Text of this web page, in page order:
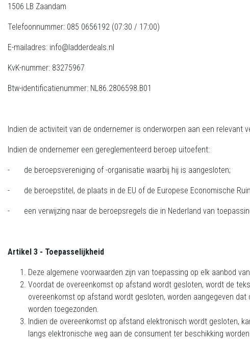
1506 LB Zaandam
Telefoonnummer: 085 0656192 (07:30 / 17:00)
E-mailadres: info@ladderdeals.nl
KvK-nummer: 83275967
Btw-identificatienummer: NL86.2806598.B01
Indien de activiteit van de ondernemer is onderworpen aan een
Indien de ondernemer een gereglementeerd beroep uitoefent:
- de beroepsvereniging of -organisatie waarbij hij is aangesloten;
- de beroepstitel, de plaats in de EU of de Europese Economische
- een verwijzing naar de beroepsregels die in Nederland van
Artikel 3 - Toepasselijkheid
Deze algemene voorwaarden zijn van toepassing op elk aanbod
Voordat de overeenkomst op afstand wordt gesloten, wordt de
overeenkomst op afstand wordt gesloten, worden aangegeven
worden toegezonden.
Indien de overeenkomst op afstand elektronisch wordt gesloten,
langs elektronische weg aan de consument ter beschikking